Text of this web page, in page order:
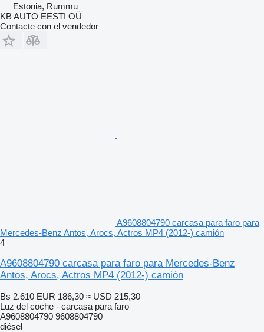
Estonia, Rummu
KB AUTO EESTI OÜ
Contacte con el vendedor
A9608804790 carcasa para faro para
Mercedes-Benz Antos, Arocs, Actros MP4 (2012-) camión
4
A9608804790 carcasa para faro para Mercedes-Benz
Antos, Arocs, Actros MP4 (2012-) camión
Bs 2.610 EUR 186,30 ≈ USD 215,30
Luz del coche - carcasa para faro
A9608804790 9608804790
diésel